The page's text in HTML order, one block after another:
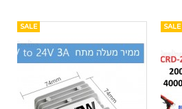
SALE
SALE